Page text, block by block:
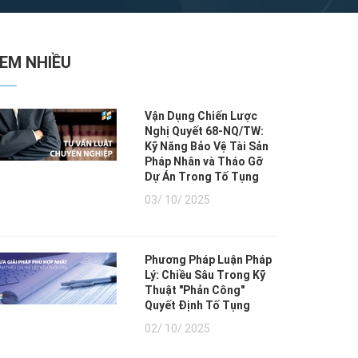
XEM NHIỀU
Vận Dụng Chiến Lược
Nghị Quyết 68-NQ/TW:
Kỹ Năng Bảo Vệ Tài Sản
Pháp Nhân và Tháo Gỡ
Dự Án Trong Tố Tụng
03/ 10/ 2025
Phương Pháp Luận Pháp
Lý: Chiều Sâu Trong Kỹ
Thuật "Phản Công"
Quyết Định Tố Tụng
02/ 10/ 2025